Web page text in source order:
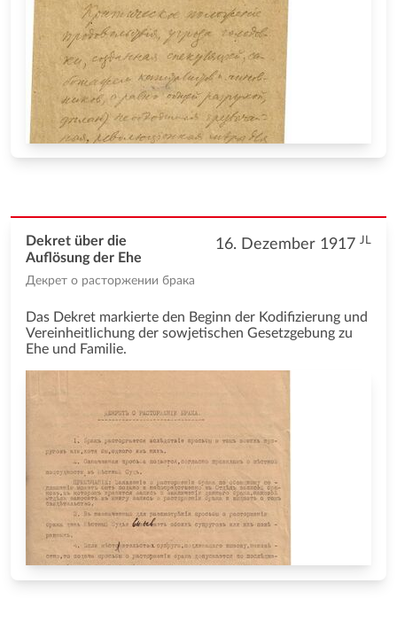
16. Dezember 1917JL
Dekret über die
Auflösung der Ehe
Декрет о расторжении брака
Das Dekret markierte den Beginn der Kodifizierung und
Vereinheitlichung der sowjetischen Gesetzgebung zu
Ehe und Familie.